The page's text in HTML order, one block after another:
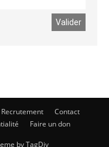
Recrutement
Contact
Faire un don
by TagDiv